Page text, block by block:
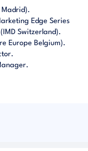
Madrid).
Edge Series
Switzerland).
Europe Belgium).